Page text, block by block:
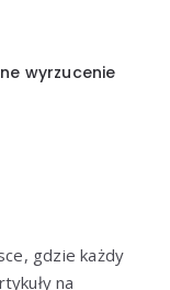
wyrzucenie
gdzie każdy
na